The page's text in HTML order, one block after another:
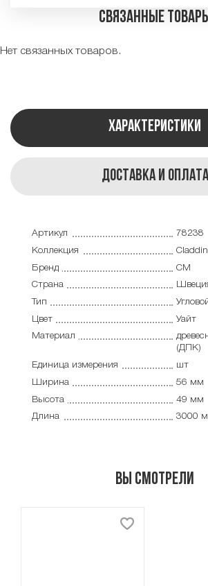
Связанные товары
Нет связанных товаров.
Характеристики
Доставка и оплата
Артикул
78238
Коллекция
Бренд
CM
Страна
Тип
Цвет
Уайт
Материал
(ДПК)
Единица измерения
шт
Ширина
56 мм
Высота
49 мм
Длина
3000
Вы смотрели